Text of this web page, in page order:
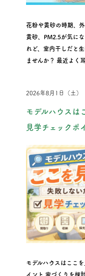
花粉や黄砂の時期、
黄砂、PM2.5が気に
れど、室内干しだと
ませんか？ 最近よく
2026年8月1日（土）
モデルハウスは
見学チェックポ
モデルハウスはここ
イント 家づくりを検